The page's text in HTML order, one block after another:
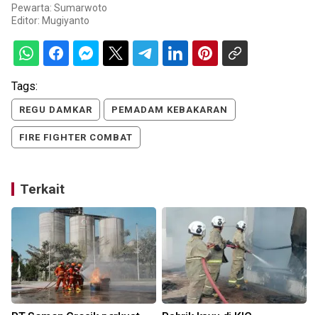
Pewarta: Sumarwoto
Editor: Mugiyanto
Tags:
REGU DAMKAR PEMADAM KEBAKARAN
FIRE FIGHTER COMBAT
Terkait